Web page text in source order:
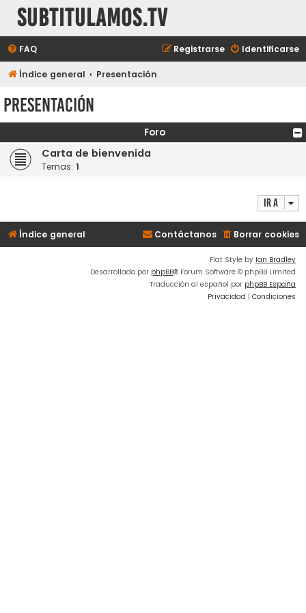
subtitulamos.tv
FAQ Identificarse
Registrarse
Índice general Presentación
Presentación
Foro
Carta de bienvenida
Temas: 1
Ir a
Índice general Borrar cookies
Contáctanos
Flat Style by Ian Bradley
Desarrollado por phpBB® Forum Software © phpBB Limited
Traducción al español por phpBB España
Privacidad | Condiciones